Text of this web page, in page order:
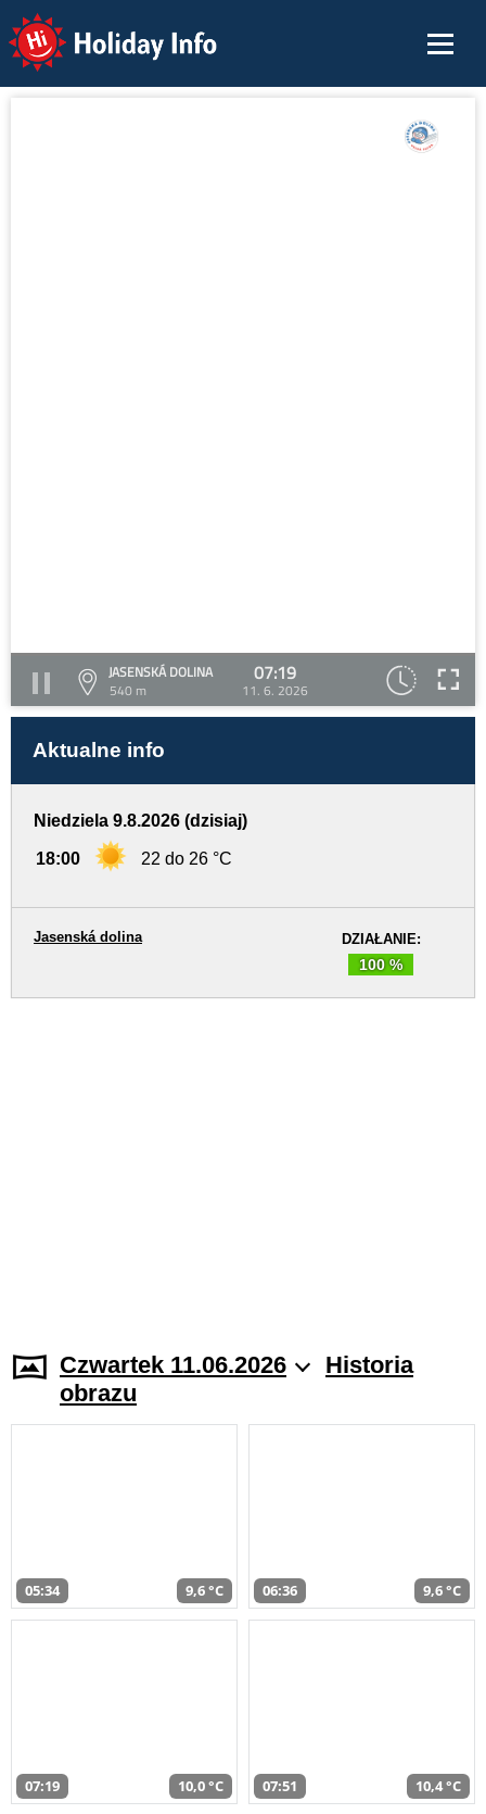
Holiday Info
JASENSKÁ DOLINA
540 m
07:19
11. 6. 2026
Aktualne info
Niedziela 9.8.2026 (dzisiaj)
18:00 22 do 26 °C
DZIAŁANIE:
100 %
Jasenská dolina
Czwartek 11.06.2026
Historia
obrazu
05:34 9,6 °C 06:36 9,6 °C
07:19 10,0 °C 07:51 10,4 °C